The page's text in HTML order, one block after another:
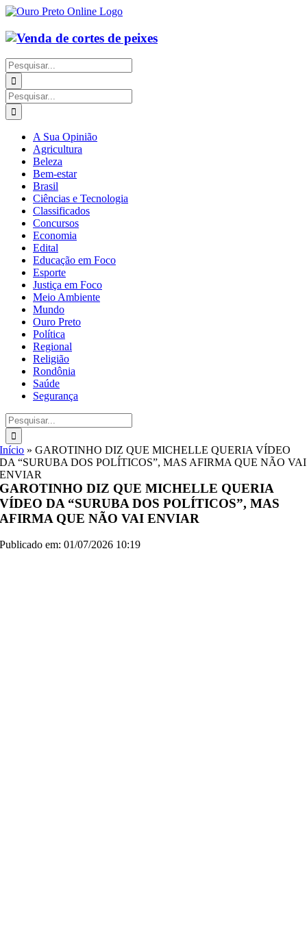
Ir
o
conteúdo
Buscar
resultados
para:
Buscar
resultados
para:
A Sua Opinião
Agricultura
Beleza
Bem-estar
Brasil
Ciências e Tecnologia
Classificados
Concursos
Economia
Edital
Educação em Foco
Esporte
Justiça em Foco
Meio Ambiente
Mundo
Ouro Preto
Política
Regional
Religião
Rondônia
Saúde
Segurança
Buscar
resultados
para:
Início »GAROTINHO DIZ QUE MICHELLE QUERIA VÍDEO
DA “SURUBA DOS POLÍTICOS”, MAS AFIRMA QUE NÃO VAI
ENVIAR
GAROTINHO DIZ QUE MICHELLE QUERIA
VÍDEO DA “SURUBA DOS POLÍTICOS”, MAS
AFIRMA QUE NÃO VAI ENVIAR
Publicado em: 01/07/2026 10:19